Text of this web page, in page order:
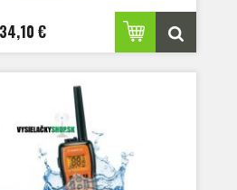
34,10 €